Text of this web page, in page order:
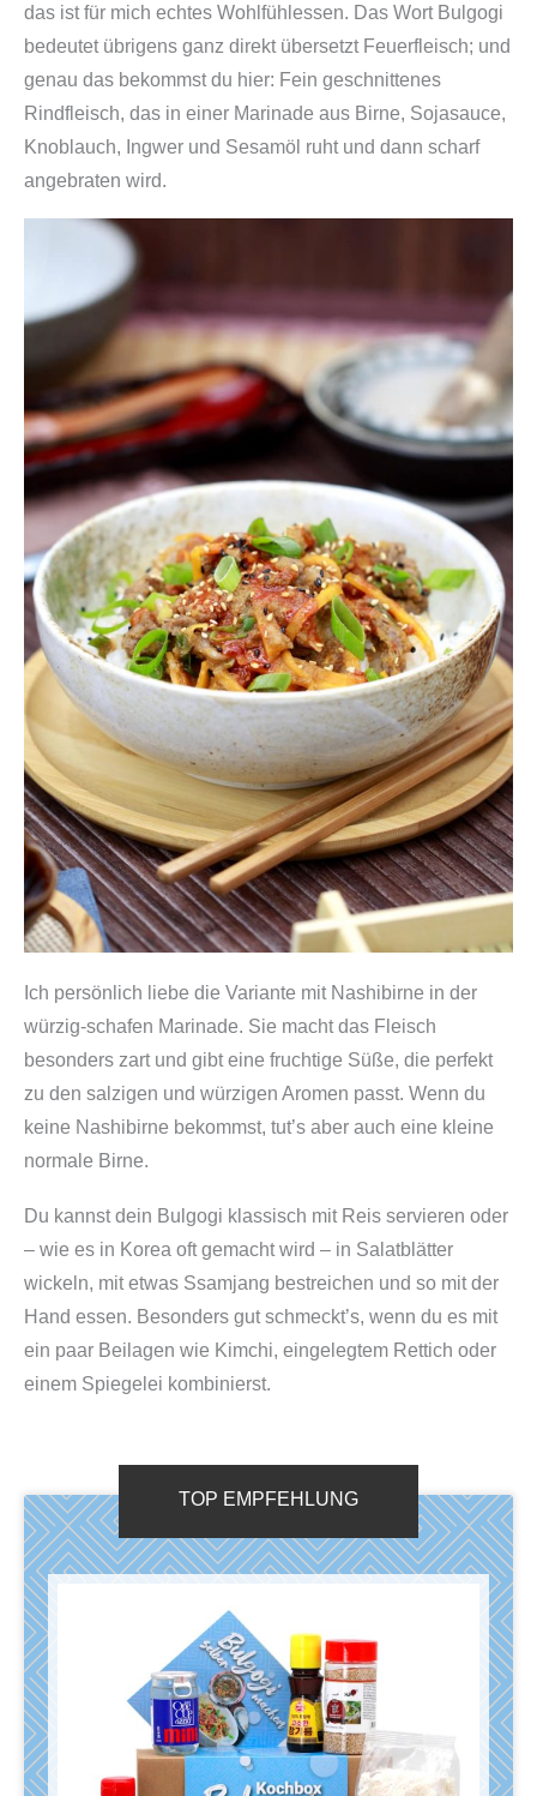
das ist für mich echtes Wohlfühlessen. Das Wort Bulgogi
bedeutet übrigens ganz direkt übersetzt Feuerfleisch; und
genau das bekommst du hier: Fein geschnittenes
Rindfleisch, das in einer Marinade aus Birne, Sojasauce,
Knoblauch, Ingwer und Sesamöl ruht und dann scharf
angebraten wird.
Ich persönlich liebe die Variante mit Nashibirne in der
würzig-schafen Marinade. Sie macht das Fleisch
besonders zart und gibt eine fruchtige Süße, die perfekt
zu den salzigen und würzigen Aromen passt. Wenn du
keine Nashibirne bekommst, tut’s aber auch eine kleine
normale Birne.
Du kannst dein Bulgogi klassisch mit Reis servieren oder
– wie es in Korea oft gemacht wird – in Salatblätter
wickeln, mit etwas Ssamjang bestreichen und so mit der
Hand essen. Besonders gut schmeckt’s, wenn du es mit
ein paar Beilagen wie Kimchi, eingelegtem Rettich oder
einem Spiegelei kombinierst.
TOP EMPFEHLUNG